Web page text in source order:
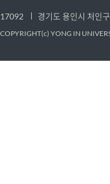
17092 경기도 용인시 처인
COPYRIGHT(c) YONG IN